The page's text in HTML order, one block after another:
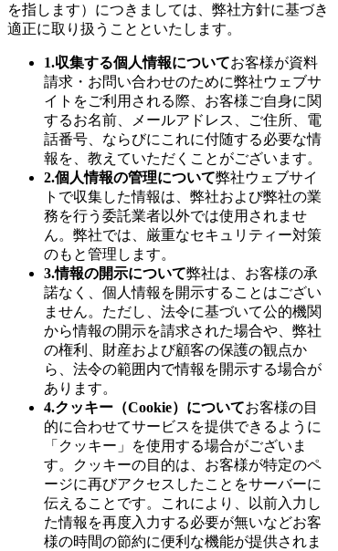
を指します）につきましては、弊社方針に基づき
適正に取り扱うことといたします。
1.収集する個人情報についてお客様が資料
請求・お問い合わせのために弊社ウェブサ
イトをご利用される際、お客様ご自身に関
するお名前、メールアドレス、ご住所、電
話番号、ならびにこれに付随する必要な情
報を、教えていただくことがございます。
2.個人情報の管理について弊社ウェブサイ
トで収集した情報は、弊社および弊社の業
務を行う委託業者以外では使用されませ
ん。弊社では、厳重なセキュリティー対策
のもと管理します。
3.情報の開示について弊社は、お客様の承
諾なく、個人情報を開示することはござい
ません。ただし、法令に基づいて公的機関
から情報の開示を請求された場合や、弊社
の権利、財産および顧客の保護の観点か
ら、法令の範囲内で情報を開示する場合が
あります。
4.クッキー（Cookie）についてお客様の目
的に合わせてサービスを提供できるように
「クッキー」を使用する場合がございま
す。クッキーの目的は、お客様が特定のペ
ージに再びアクセスしたことをサーバーに
伝えることです。これにより、以前入力し
た情報を再度入力する必要が無いなどお客
様の時間の節約に便利な機能が提供されま